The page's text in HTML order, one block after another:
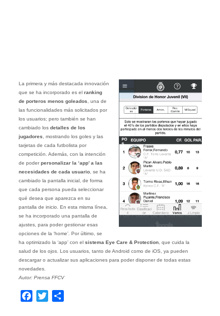
La primera y más destacada innovación
que se ha incorporado es el ranking
de porteros menos goleados , una de
las funcionalidades más solicitados por
los usuarios; pero también se han
cambiado los detalles de los
jugadores , mostrando los goles y las
tarjetas de cada futbolista por
competición. Además, con la intención
de poderpersonalizar la ‘app’ a las
necesidades de cada usuario, se ha
cambiado la pantalla inicial, de forma
que cada persona pueda seleccionar
qué desea que aparezca en su
pantalla de inicio. En esta misma línea,
se ha incorporado una pantalla de
ajustes, para poder gestionar esas
opciones de la ‘home’. Por último, se
ha optimizado la ‘app’ con el sistema Eye Care & Protection, que cuida la
salud de los ojos. Los usuarios, tanto de Android como de iOS, ya pueden
descargar o actualizar sus aplicaciones para poder disponer de todas estas
novedades.
Autor: Prensa FFCV
Facebook
Twitter